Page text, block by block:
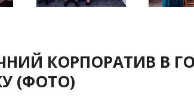
КОРПОРАТИВ В
(ФОТО)